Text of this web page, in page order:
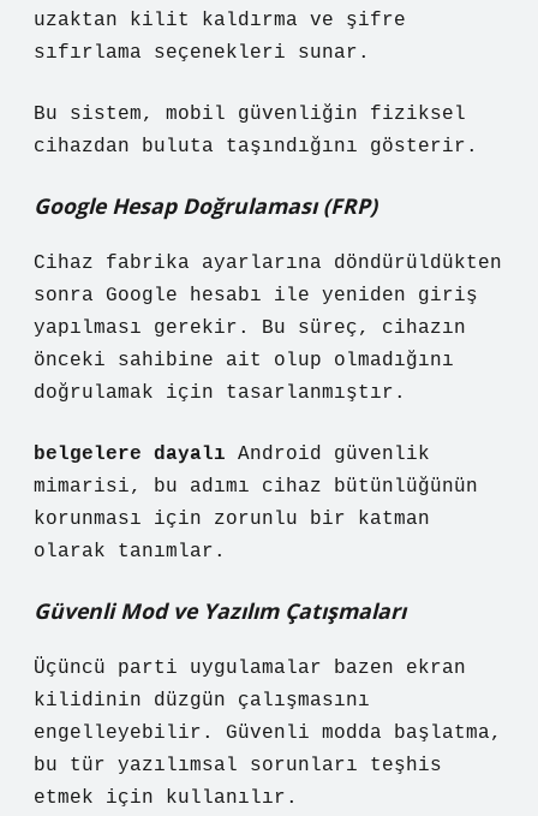
uzaktan kilit kaldırma ve şifre
sıfırlama seçenekleri sunar.
Bu sistem, mobil güvenliğin fiziksel
cihazdan buluta taşındığını gösterir.
Google Hesap Doğrulaması (FRP)
Cihaz fabrika ayarlarına döndürüldükten
sonra Google hesabı ile yeniden giriş
yapılması gerekir. Bu süreç, cihazın
önceki sahibine ait olup olmadığını
doğrulamak için tasarlanmıştır.
belgelere dayalı Android güvenlik
mimarisi, bu adımı cihaz bütünlüğünün
korunması için zorunlu bir katman
olarak tanımlar.
Güvenli Mod ve Yazılım Çatışmaları
Üçüncü parti uygulamalar bazen ekran
kilidinin düzgün çalışmasını
engelleyebilir. Güvenli modda başlatma,
bu tür yazılımsal sorunları teşhis
etmek için kullanılır.